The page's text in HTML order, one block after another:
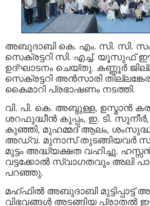
അബുദാബി കെ. എം. സി. സി.
സെക്രട്ടറി സി. എച്ച്. യൂസുഫ്
ഉദ്ഘാടനം ചെയ്തു. കണ്ണൂർ
സെക്രട്ടറി അൻസാരി
കൈമാറി പ്രഭാഷണം നടത്തി.
വി. പി. കെ. അബ്ദുള്ള, ഉസ്മാൻ
ശറഫുദ്ധീൻ കുപ്പം, ഇ. ടി.
കുഞ്ഞി, മുഹമ്മദ്‌ ആലം,
അഡ്വ. മു‌നാസ് തുടങ്ങിയവർ
മുട്ടം അദ്ധ്യക്ഷത വഹിച്ചു.
വട്ടക്കോൽ സ്വാഗതവും അലി
പറഞ്ഞു.
മഹ്ഫിൽ അബുദാബി മുട്ടിപ്പാട്ട്
വിഭവങ്ങൾ അടങ്ങിയ പ്രാതൽ